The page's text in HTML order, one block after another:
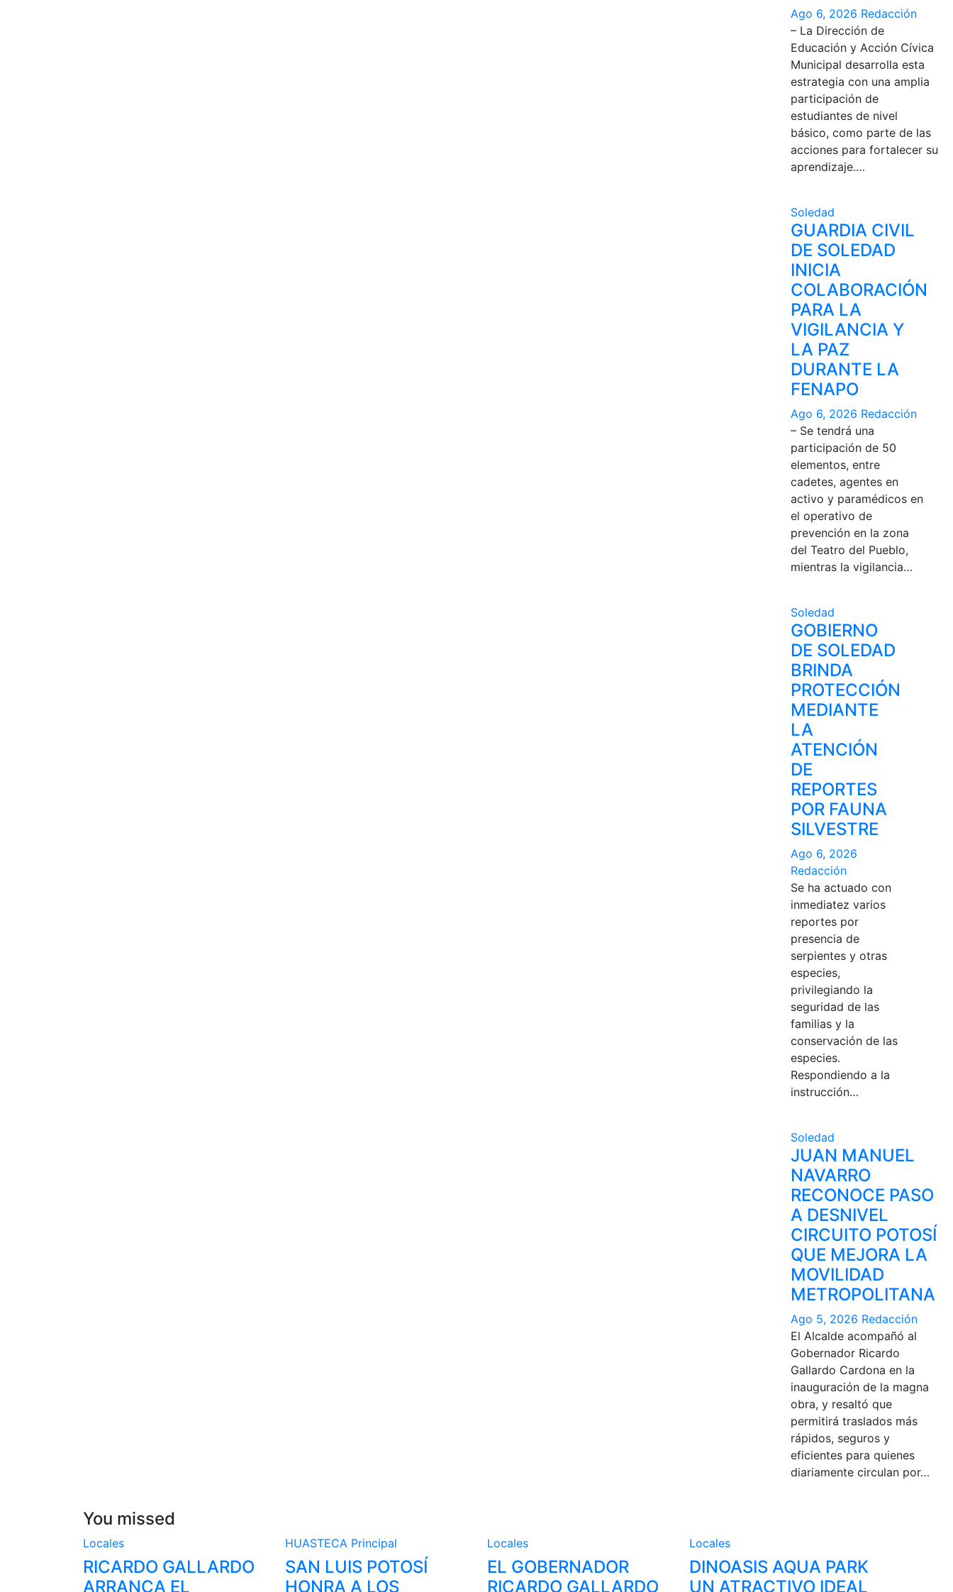
Ago 6, 2026 Redacción
– La Dirección de
Educación y Acción Cívica
Municipal desarrolla esta
estrategia con una amplia
participación de
estudiantes de nivel
básico, como parte de las
acciones para fortalecer su
aprendizaje.…
Soledad
GUARDIA CIVIL
DE SOLEDAD
INICIA
COLABORACIÓN
PARA LA
VIGILANCIA Y
LA PAZ
DURANTE LA
FENAPO
Ago 6, 2026 Redacción
– Se tendrá una
participación de 50
elementos, entre
cadetes, agentes en
activo y paramédicos en
el operativo de
prevención en la zona
del Teatro del Pueblo,
mientras la vigilancia…
Soledad
GOBIERNO
DE SOLEDAD
BRINDA
PROTECCIÓN
MEDIANTE
LA
ATENCIÓN
DE
REPORTES
POR FAUNA
SILVESTRE
Ago 6, 2026
Redacción
Se ha actuado con
inmediatez varios
reportes por
presencia de
serpientes y otras
especies,
privilegiando la
seguridad de las
familias y la
conservación de las
especies.
Respondiendo a la
instrucción…
Soledad
JUAN MANUEL
NAVARRO
RECONOCE PASO
A DESNIVEL
CIRCUITO POTOSÍ
QUE MEJORA LA
MOVILIDAD
METROPOLITANA
Ago 5, 2026 Redacción
El Alcalde acompañó al
Gobernador Ricardo
Gallardo Cardona en la
inauguración de la magna
obra, y resaltó que
permitirá traslados más
rápidos, seguros y
eficientes para quienes
diariamente circulan por…
You missed
Locales
RICARDO GALLARDO
ARRANCA EL
HUASTECA Principal
SAN LUIS POTOSÍ
HONRA A LOS
Locales
EL GOBERNADOR
RICARDO GALLARDO
Locales
DINOASIS AQUA PARK
UN ATRACTIVO IDEAL